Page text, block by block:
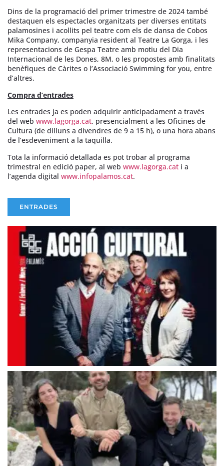
Dins de la programació del primer trimestre de 2024 també
destaquen els espectacles organitzats per diverses entitats
palamosines i acollits pel teatre com els de dansa de Cobos
Mika Company, companyia resident al Teatre La Gorga, i les
representacions de Gespa Teatre amb motiu del Dia
Internacional de les Dones, 8M, o les propostes amb finalitats
benèfiques de Càrites o l’Associació Swimming for you, entre
d’altres.
Compra d’entrades
Les entrades ja es poden adquirir anticipadament a través
del web www.lagorga.cat, presencialment a les Oficines de
Cultura (de dilluns a divendres de 9 a 15 h), o una hora abans
de l’esdeveniment a la taquilla.
Tota la informació detallada es pot trobar al programa
trimestral en edició paper, al web www.lagorga.cat i a
l’agenda digital www.infopalamos.cat.
ENTRADES